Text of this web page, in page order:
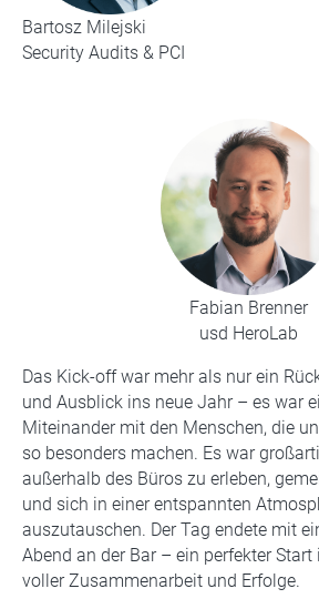
Bartosz Milejski
Security Audits & PCI
Fabian Brenner
usd HeroLab
Das Kick-off war mehr als nur ein
und Ausblick ins neue Jahr – es war
Miteinander mit den Menschen, die
so besonders machen. Es war
außerhalb des Büros zu erleben,
und sich in einer entspannten
auszutauschen. Der Tag endete mit
Abend an der Bar – ein perfekter
voller Zusammenarbeit und Erfolge.